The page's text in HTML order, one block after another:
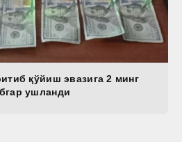
қўйиш эвазига 2 минг
ушланди